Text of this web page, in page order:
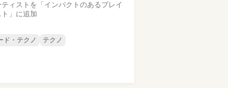
ティストを「インパクトのあるプレイ
ト」に追加
ド・テクノ テクノ